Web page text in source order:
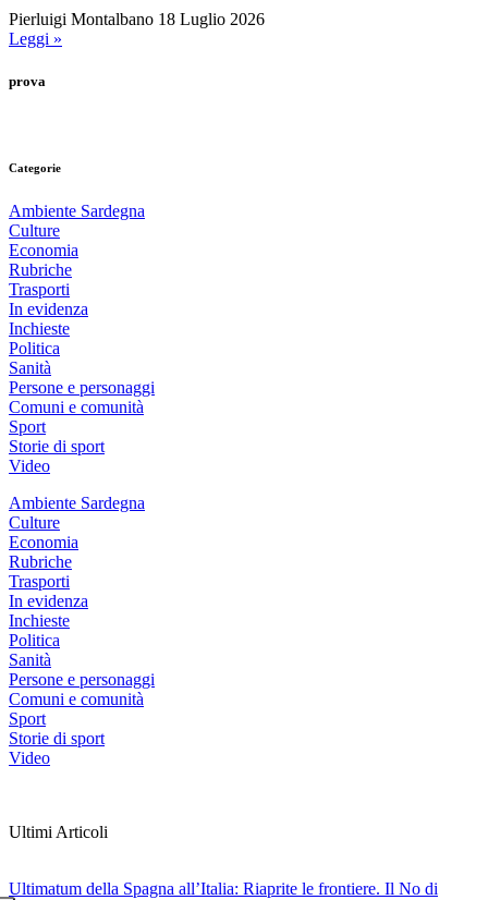
Pierluigi Montalbano 18 Luglio 2026
Leggi »
prova
Categorie
Ambiente Sardegna
Culture
Economia
Rubriche
Trasporti
In evidenza
Inchieste
Politica
Sanità
Persone e personaggi
Comuni e comunità
Sport
Storie di sport
Video
Ambiente Sardegna
Culture
Economia
Rubriche
Trasporti
In evidenza
Inchieste
Politica
Sanità
Persone e personaggi
Comuni e comunità
Sport
Storie di sport
Video
Ultimi Articoli
Ultimatum della Spagna all’Italia: Riaprite le frontiere. Il No di